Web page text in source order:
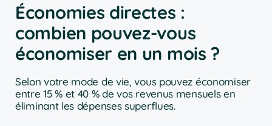
Économies directes :
combien pouvez-vous
économiser en un mois ?
Selon votre mode de vie, vous pouvez économiser
entre 15 % et 40 % de vos revenus mensuels en
éliminant les dépenses superflues.